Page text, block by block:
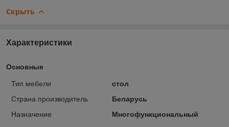
Скрыть
Характеристики
Основные
Тип мебели
стол
Страна производитель
Беларусь
Назначение
Многофункциональный